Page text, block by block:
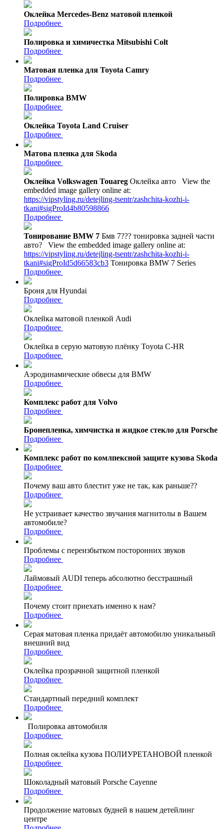
Оклейка Mercedes-Benz матовой пленкой
Подробнее
Полировка и химичестка Mitsubishi Colt
Подробнее
Матовая пленка для Toyota Camry
Подробнее
Полировка BMW
Подробнее
Оклейка Toyota Land Cruiser
Подробнее
Матова пленка для Skoda
Подробнее
Оклейка Volkswagen Touareg Оклейка авто
View the
embedded image gallery online at:
https://vipstyling.ru/detejling-tsentr/zashchita-kozhi-i-
tkani#sigProId4b80598866
Подробнее
Тонирование BMW 7 Бмв 7??? тонировка задней части
авто?
View the embedded image gallery online at:
https://vipstyling.ru/detejling-tsentr/zashchita-kozhi-i-
tkani#sigProId5d66583cb3 Тонировка BMW 7 Series
Подробнее
Броня для Hyundai
Подробнее
Оклейка матовой пленкой Audi
Подробнее
Оклейка в серую матовую плёнку Toyota C-HR
Подробнее
Аэродинамические обвесы для BMW
Подробнее
Комплекс работ для Volvo
Подробнее
Бронепленка, химчистка и жидкое стекло для Porsche
Подробнее
Комплекс работ по комлпексной защите кузова Skoda
Подробнее
Почему ваш авто блестит уже не так, как раньше??
Подробнее
Не устраивает качество звучания магнитолы в Вашем
автомобиле?
Подробнее
Проблемы с переизбытком посторонних звуков
Подробнее
Лаймовый AUDI теперь абсолютно бесстрашный
Подробнее
Почему стоит приехать именно к нам?
Подробнее
Серая матовая пленка придаёт автомобилю уникальный
внешний вид
Подробнее
Оклейка прозрачной защитной пленкой
Подробнее
Стандартный передний комплект
Подробнее
Полировка автомобиля
Подробнее
Полная оклейка кузова ПОЛИУРЕТАНОВОЙ пленкой
Подробнее
Шоколадный матовый Porsche Cayenne
Подробнее
Продолжение матовых будней в нашем детейлинг
центре